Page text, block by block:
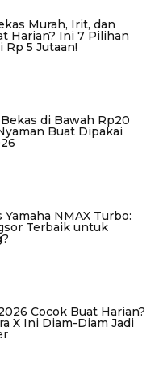
Murah, Irit, dan
Harian? Ini 7 Pilihan
Rp 5 Jutaan!
di Bawah Rp20
Buat Dipakai
Yamaha NMAX Turbo:
Terbaik untuk
Cocok Buat Harian?
X Ini Diam-Diam Jadi